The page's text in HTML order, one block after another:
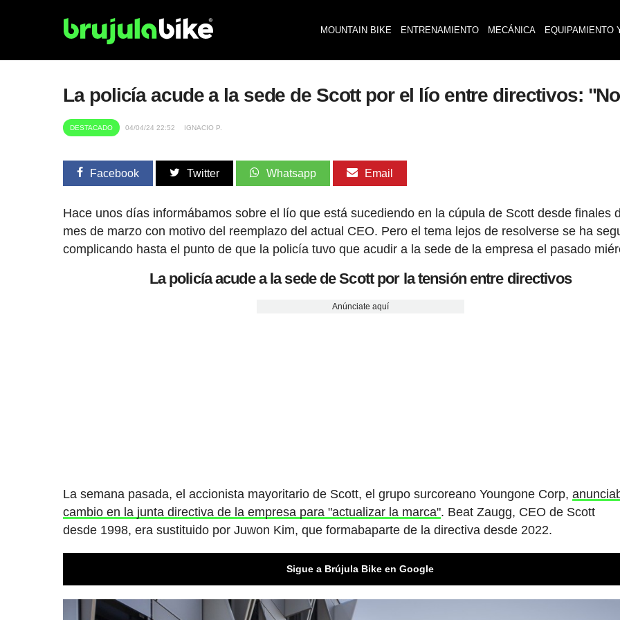
MOUNTAIN BIKE ENTRENAMIENTO MECÁNICA EQUIPAMIENTO
La policía acude a la sede de Scott por el lío entre directivos:
DESTACADO 04/04/24 22:52 IGNACIO P.
Facebook Twitter Whatsapp Email
Hace unos días informábamos sobre el lío que está sucediendo en la cúpula de Scott desde finales
mes de marzo con motivo del reemplazo del actual CEO. Pero el tema lejos de resolverse se ha
complicando hasta el punto de que la policía tuvo que acudir a la sede de la empresa el pasado
La policía acude a la sede de Scott por la tensión entre directivos
Anúnciate aquí
La semana pasada, el accionista mayoritario de Scott, el grupo surcoreano Youngone Corp,
cambio en la junta directiva de la empresa para "actualizar la marca". Beat Zaugg, CEO de Scott
desde 1998, era sustituido por Juwon Kim, que formabaparte de la directiva desde 2022.
Sigue a Brújula Bike en Google